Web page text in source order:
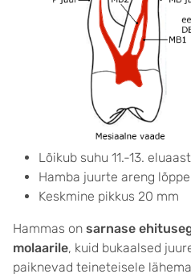
Lõikub suhu 11.-13.
Hamba juurte areng
Keskmine pikkus 20 mm
Hammas on sarnase
molaarile, kuid bukaalsed
paiknevad teineteisele